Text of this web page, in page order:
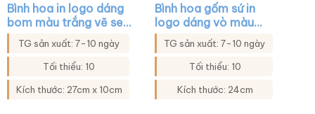
Bình hoa in logo dáng
bom màu trắng vẽ sen
xanh viền kim XG-
LH38
TG sản xuất: 7-10 ngày
Tối thiểu: 10
Kích thước: 27cm x 10cm
Bình hoa gốm sứ in
logo dáng vò màu
trắng họa tiết sen
xanh XG-LH35
TG sản xuất: 7-10 ngày
Tối thiểu: 10
Kích thước: 24cm